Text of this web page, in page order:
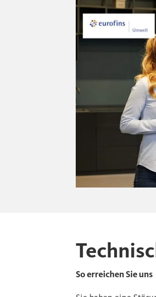
So erreichen Sie uns